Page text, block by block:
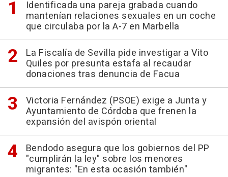
Identificada una pareja grabada cuando
mantenían relaciones sexuales en un coche
que circulaba por la A-7 en Marbella
La Fiscalía de Sevilla pide investigar a Vito
Quiles por presunta estafa al recaudar
donaciones tras denuncia de Facua
Victoria Fernández (PSOE) exige a Junta y
Ayuntamiento de Córdoba que frenen la
expansión del avispón oriental
Bendodo asegura que los gobiernos del PP
"cumplirán la ley" sobre los menores
migrantes: "En esta ocasión también"